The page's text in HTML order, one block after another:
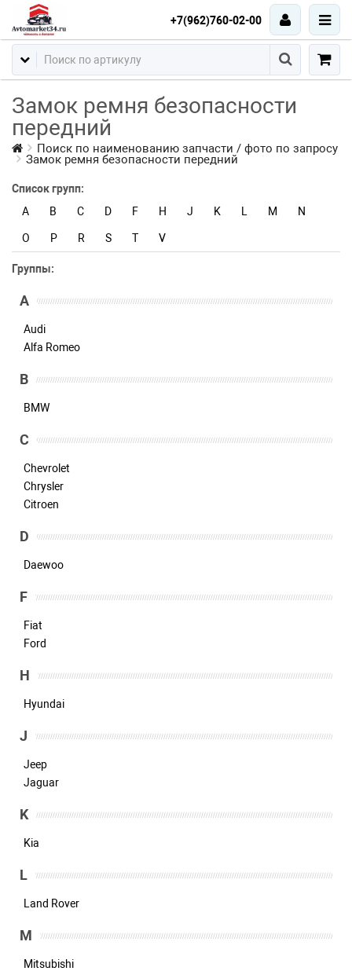
+7(962)760-02-00
Замок ремня безопасности
передний
Поиск по наименованию запчасти / фото по запросу
Замок ремня безопасности передний
Список групп:
A
B C D F H J K M N
O P R S T V
Группы:
A
Audi
Alfa Romeo
B
BMW
C
Chevrolet
Chrysler
Citroen
D
Daewoo
F
Fiat
Ford
H
Hyundai
J
Jeep
Jaguar
K
Kia
L
Land Rover
M
Mitsubishi